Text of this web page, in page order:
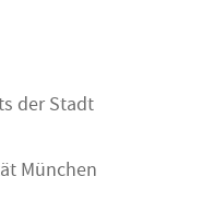
der Stadt
München